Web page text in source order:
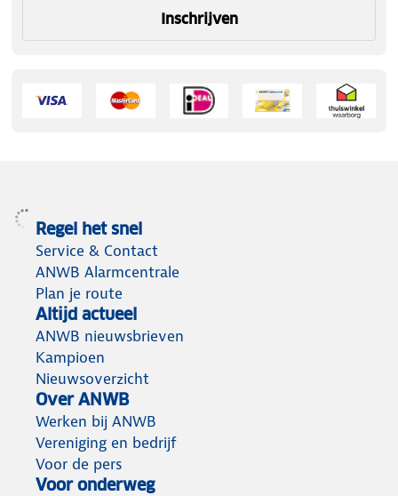
Inschrijven
Regel het snel
Service & Contact
ANWB Alarmcentrale
Plan je route
Altijd actueel
ANWB nieuwsbrieven
Kampioen
Nieuwsoverzicht
Over ANWB
Werken bij ANWB
Vereniging en bedrijf
Voor de pers
Voor onderweg